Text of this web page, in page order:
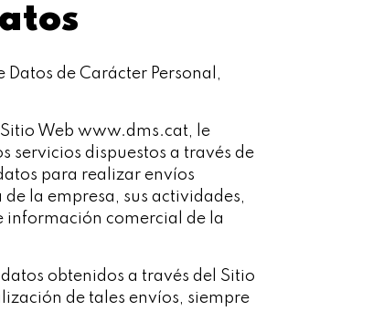
de Carácter Personal,
Sitio Web www.dms.cat, le
servicios dispuestos a través de
para realizar envíos
la empresa, sus actividades,
información comercial de la
obtenidos a través del Sitio
de tales envíos, siempre